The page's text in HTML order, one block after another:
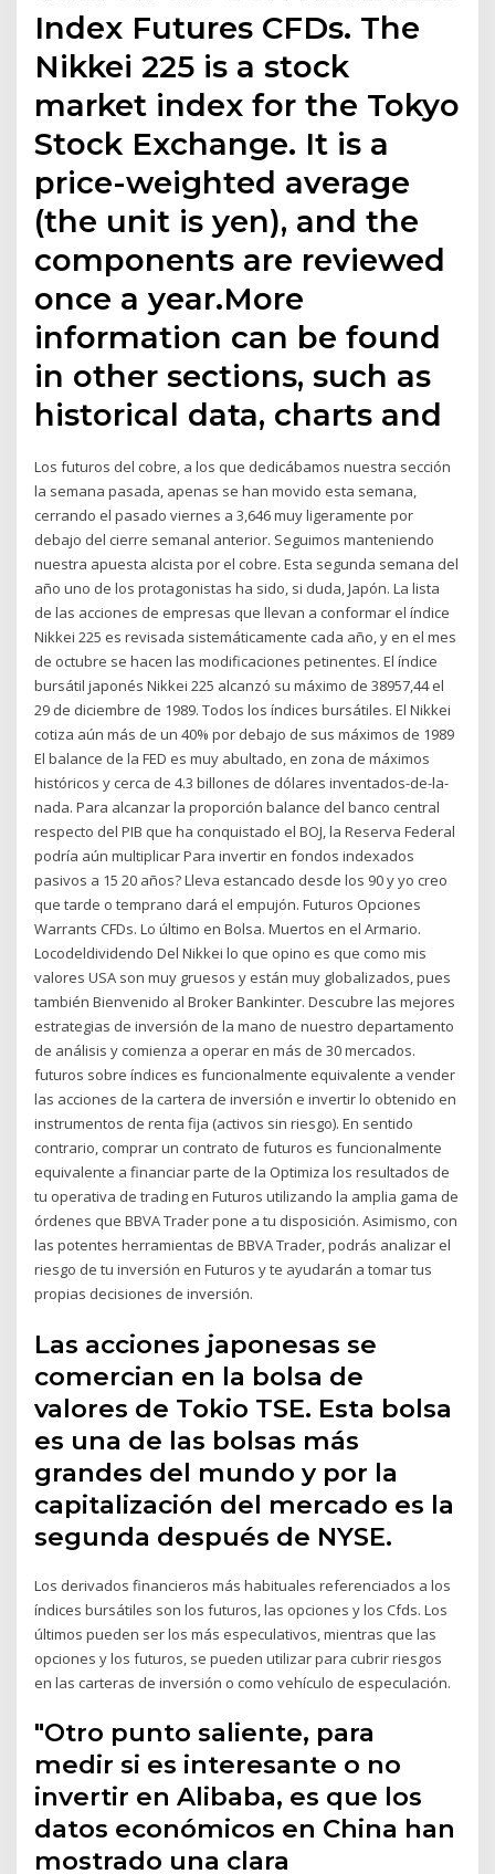
Index Futures CFDs. The
Nikkei 225 is a stock
market index for the Tokyo
Stock Exchange. It is a
price-weighted average
(the unit is yen), and the
components are reviewed
once a year.More
information can be found
in other sections, such as
historical data, charts and
Los futuros del cobre, a los que dedicábamos nuestra sección
la semana pasada, apenas se han movido esta semana,
cerrando el pasado viernes a 3,646 muy ligeramente por
debajo del cierre semanal anterior. Seguimos manteniendo
nuestra apuesta alcista por el cobre. Esta segunda semana del
año uno de los protagonistas ha sido, si duda, Japón. La lista
de las acciones de empresas que llevan a conformar el índice
Nikkei 225 es revisada sistemáticamente cada año, y en el mes
de octubre se hacen las modificaciones petinentes. El índice
bursátil japonés Nikkei 225 alcanzó su máximo de 38957,44 el
29 de diciembre de 1989. Todos los índices bursátiles. El Nikkei
cotiza aún más de un 40% por debajo de sus máximos de 1989
El balance de la FED es muy abultado, en zona de máximos
históricos y cerca de 4.3 billones de dólares inventados-de-la-
nada. Para alcanzar la proporción balance del banco central
respecto del PIB que ha conquistado el BOJ, la Reserva Federal
podría aún multiplicar Para invertir en fondos indexados
pasivos a 15 20 años? Lleva estancado desde los 90 y yo creo
que tarde o temprano dará el empujón. Futuros Opciones
Warrants CFDs. Lo último en Bolsa. Muertos en el Armario.
Locodeldividendo Del Nikkei lo que opino es que como mis
valores USA son muy gruesos y están muy globalizados, pues
también Bienvenido al Broker Bankinter. Descubre las mejores
estrategias de inversión de la mano de nuestro departamento
de análisis y comienza a operar en más de 30 mercados.
futuros sobre índices es funcionalmente equivalente a vender
las acciones de la cartera de inversión e invertir lo obtenido en
instrumentos de renta fija (activos sin riesgo). En sentido
contrario, comprar un contrato de futuros es funcionalmente
equivalente a financiar parte de la Optimiza los resultados de
tu operativa de trading en Futuros utilizando la amplia gama de
órdenes que BBVA Trader pone a tu disposición. Asimismo, con
las potentes herramientas de BBVA Trader, podrás analizar el
riesgo de tu inversión en Futuros y te ayudarán a tomar tus
propias decisiones de inversión.
Las acciones japonesas se
comercian en la bolsa de
valores de Tokio TSE. Esta bolsa
es una de las bolsas más
grandes del mundo y por la
capitalización del mercado es la
segunda después de NYSE.
Los derivados financieros más habituales referenciados a los
índices bursátiles son los futuros, las opciones y los Cfds. Los
últimos pueden ser los más especulativos, mientras que las
opciones y los futuros, se pueden utilizar para cubrir riesgos
en las carteras de inversión o como vehículo de especulación.
"Otro punto saliente, para
medir si es interesante o no
invertir en Alibaba, es que los
datos económicos en China han
mostrado una clara